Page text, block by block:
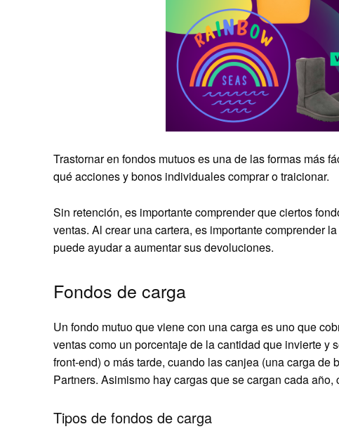
Trastornar en fondos mutuos es una de las formas más
qué acciones y bonos individuales comprar o traicionar.
Sin retención, es importante comprender que ciertos
ventas. Al crear una cartera, es importante comprender
puede ayudar a aumentar sus devoluciones.
Fondos de carga
Un fondo mutuo que viene con una carga es uno que
ventas como un porcentaje de la cantidad que invierte
front-end) o más tarde, cuando las canjea (una carga
Partners. Asimismo hay cargas que se cargan cada
Tipos de fondos de carga